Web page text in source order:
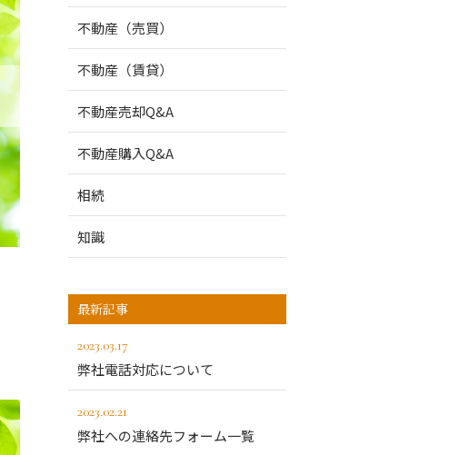
不動産（売買）
不動産（賃貸）
不動産売却Q&A
不動産購入Q&A
相続
知識
最新記事
2023.03.17
弊社電話対応について
2023.02.21
弊社への連絡先フォーム一覧